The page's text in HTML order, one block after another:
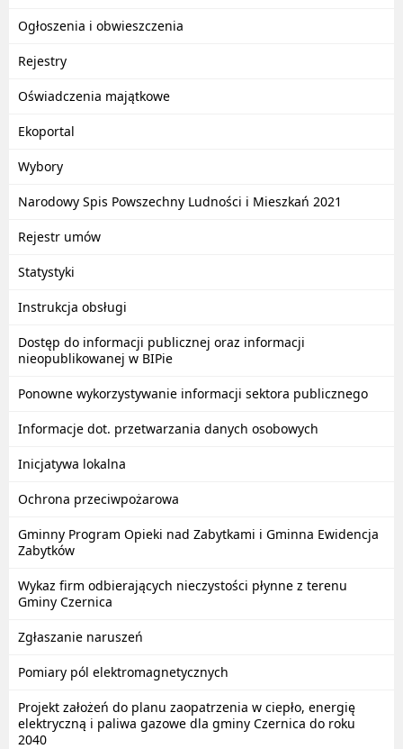
Ogłoszenia i obwieszczenia
Rejestry
Oświadczenia majątkowe
Ekoportal
Wybory
Narodowy Spis Powszechny Ludności i Mieszkań 2021
Rejestr umów
Statystyki
Instrukcja obsługi
Dostęp do informacji publicznej oraz informacji
nieopublikowanej w BIPie
Ponowne wykorzystywanie informacji sektora publicznego
Informacje dot. przetwarzania danych osobowych
Inicjatywa lokalna
Ochrona przeciwpożarowa
Gminny Program Opieki nad Zabytkami i Gminna Ewidencja
Zabytków
Wykaz firm odbierających nieczystości płynne z terenu
Gminy Czernica
Zgłaszanie naruszeń
Pomiary pól elektromagnetycznych
Projekt założeń do planu zaopatrzenia w ciepło, energię
elektryczną i paliwa gazowe dla gminy Czernica do roku
2040